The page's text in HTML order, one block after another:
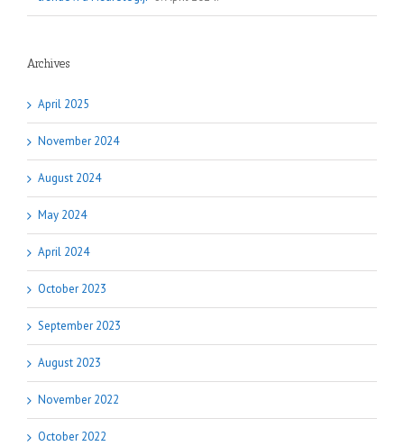
Archives
April 2025
November 2024
August 2024
May 2024
April 2024
October 2023
September 2023
August 2023
November 2022
October 2022